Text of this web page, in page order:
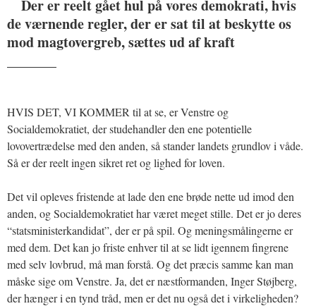
Der er reelt gået hul på vores demokrati, hvis
de værnende regler, der er sat til at beskytte os
mod magtovergreb, sættes ud af kraft
HVIS DET, VI KOMMER til at se, er Venstre og
Socialdemokratiet, der studehandler den ene potentielle
lovovertrædelse med den anden, så stander landets grundlov i våde.
Så er der reelt ingen sikret ret og lighed for loven.
Det vil opleves fristende at lade den ene brøde nette ud imod den
anden, og Socialdemokratiet har været meget stille. Det er jo deres
“statsministerkandidat”, der er på spil. Og meningsmålingerne er
med dem. Det kan jo friste enhver til at se lidt igennem fingrene
med selv lovbrud, må man forstå. Og det præcis samme kan man
måske sige om Venstre. Ja, det er næstformanden, Inger Støjberg,
der hænger i en tynd tråd, men er det nu også det i virkeligheden?